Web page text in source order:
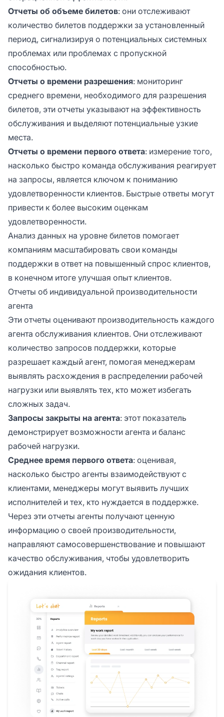
Отчеты об объеме билетов: они отслеживают
количество билетов поддержки за установленный
период, сигнализируя о потенциальных системных
проблемах или проблемах с пропускной
способностью.
Отчеты о времени разрешения: мониторинг
среднего времени, необходимого для разрешения
билетов, эти отчеты указывают на эффективность
обслуживания и выделяют потенциальные узкие
места.
Отчеты о времени первого ответа: измерение того,
насколько быстро команда обслуживания реагирует
на запросы, является ключом к пониманию
удовлетворенности клиентов. Быстрые ответы могут
привести к более высоким оценкам
удовлетворенности.
Анализ данных на уровне билетов помогает
компаниям масштабировать свои команды
поддержки в ответ на повышенный спрос клиентов,
в конечном итоге улучшая опыт клиентов.
Отчеты об индивидуальной производительности
агента
Эти отчеты оценивают производительность каждого
агента обслуживания клиентов. Они отслеживают
количество запросов поддержки, которые
разрешает каждый агент, помогая менеджерам
выявлять расхождения в распределении рабочей
нагрузки или выявлять тех, кто может избегать
сложных задач.
Запросы закрыты на агента: этот показатель
демонстрирует возможности агента и баланс
рабочей нагрузки.
Среднее время первого ответа: оценивая,
насколько быстро агенты взаимодействуют с
клиентами, менеджеры могут выявить лучших
исполнителей и тех, кто нуждается в поддержке.
Через эти отчеты агенты получают ценную
информацию о своей производительности,
направляют самосовершенствование и повышают
качество обслуживания, чтобы удовлетворить
ожидания клиентов.